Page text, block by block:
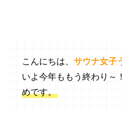
こんにちは、サウナ女子
いよ今年ももう終わり～
めです。